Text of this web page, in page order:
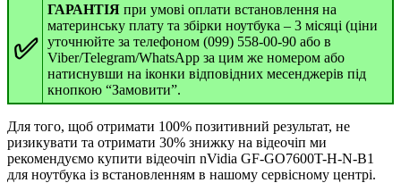
✅
ГАРАНТІЯ при умові оплати встановлення на
материнську плату та збірки ноутбука – 3 місяці (ціни
уточнюйте за телефоном (099) 558-00-90 або в
Viber/Telegram/WhatsApp за цим же номером або
натиснувши на іконки відповідних месенджерів під
кнопкою “Замовити”.
Для того, щоб отримати 100% позитивний результат, не
ризикувати та отримати 30% знижку на відеочіп ми
рекомендуємо купити відеочіп nVidia GF-GO7600T-H-N-B1
для ноутбука із встановленням в нашому сервісному центрі.